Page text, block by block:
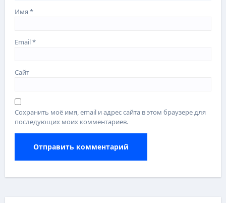
Имя*
Email*
Сайт
Сохранить моё имя, email и адрес сайта в этом браузере для
последующих моих комментариев.